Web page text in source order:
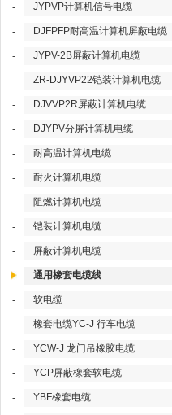
- JYPVP计算机信号电缆
- DJFPFP耐高温计算机屏蔽电缆
- JYPV-2B屏蔽计算机电缆
- ZR-DJYVP22铠装计算机电缆
- DJVVP2R屏蔽计算机电缆
- DJYPV分屏计算机电缆
- 耐高温计算机电缆
- 耐火计算机电缆
- 阻燃计算机电缆
- 铠装计算机电缆
- 屏蔽计算机电缆
通用橡套电缆线
- 软电缆
- 橡套电缆YC-J 行车电缆
- YCW-J 龙门吊橡胶电缆
- YCP屏蔽橡套软电缆
- YBF橡套电缆